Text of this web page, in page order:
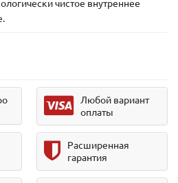
чистое внутреннее
Любой вариант
оплаты
Расширенная
гарантия